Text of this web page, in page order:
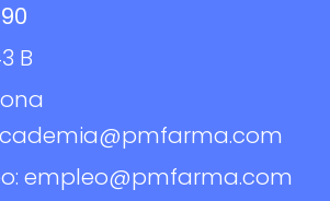
B
empleo@pmfarma.com